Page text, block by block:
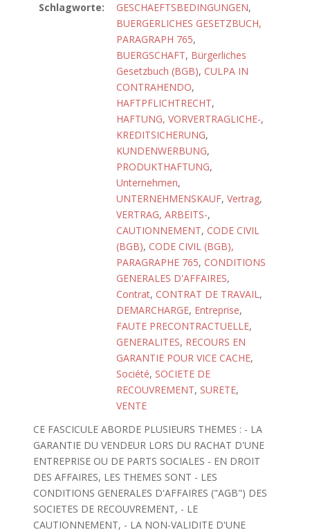
Schlagworte:
GESCHAEFTSBEDINGUNGEN,
BUERGERLICHES GESETZBUCH,
PARAGRAPH 765,
BUERGSCHAFT, Bürgerliches
Gesetzbuch (BGB), CULPA IN
CONTRAHENDO,
HAFTPFLICHTRECHT,
HAFTUNG, VORVERTRAGLICHE-,
KREDITSICHERUNG,
KUNDENWERBUNG,
PRODUKTHAFTUNG,
Unternehmen,
UNTERNEHMENSKAUF, Vertrag,
VERTRAG, ARBEITS-,
CAUTIONNEMENT, CODE CIVIL
(BGB), CODE CIVIL (BGB),
PARAGRAPHE 765, CONDITIONS
GENERALES D'AFFAIRES,
Contrat, CONTRAT DE TRAVAIL,
DEMARCHARGE, Entreprise,
FAUTE PRECONTRACTUELLE,
GENERALITES, RECOURS EN
GARANTIE POUR VICE CACHE,
Société, SOCIETE DE
RECOUVREMENT, SURETE,
VENTE
CE FASCICULE ABORDE PLUSIEURS THEMES : - LA
GARANTIE DU VENDEUR LORS DU RACHAT D'UNE
ENTREPRISE OU DE PARTS SOCIALES - EN DROIT
DES AFFAIRES, LES THEMES SONT - LES
CONDITIONS GENERALES D'AFFAIRES ("AGB") DES
SOCIETES DE RECOUVREMENT, - LE
CAUTIONNEMENT, - LA NON-VALIDITE D'UNE